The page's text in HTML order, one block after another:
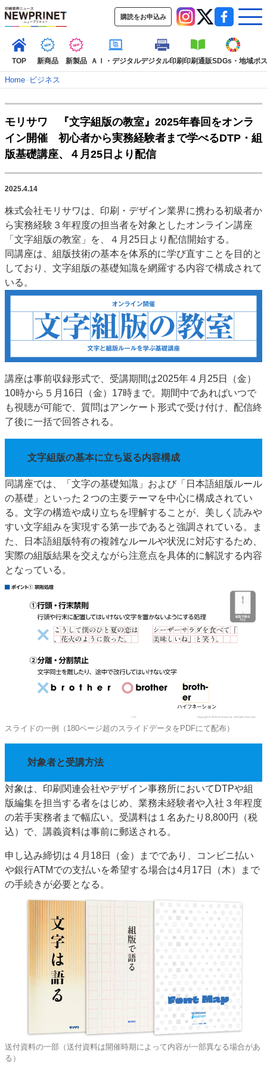
購読をお申込み
TOP 新商品 新製品 ＡＩ・デジタルデジタル印刷印刷通販SDGs・地域ポ
TOP
新着記事 特集記事
動画コンテンツ
インタビュー
コレクション
新商品
SDGs・地域
信用情報
市場・統計
人事・移転・異動・訃報
特集記事カテゴリー一覧
2022 見える化・MIS特集
特集・デジタル印刷 アイデアで勝負！ ～多様なビジネス・多彩な商材～
JAPAN PACK 2023 特集
中古印刷機・製本機特集
2022 検査・校正特集
特集・デジタル印刷 ～ 新成長軌道を描く
案内
発刊案内
JFPI印刷用語集 印刷機材年鑑
運営
会社案内
購読・購入申し込み
サイトポリシー
お問い合わせ
Home–ビジネス
モリサワ 『文字組版の教室』2025年春回をオンラ
イン開催 初心者から実務経験者まで学べるDTP・組
版基礎講座、４月25日より配信
2025.4.14
株式会社モリサワは、印刷・デザイン業界に携わる初級者か
ら実務経験３年程度の担当者を対象としたオンライン講座
「文字組版の教室」を、４月25日より配信開始する。
同講座は、組版技術の基本を体系的に学び直すことを目的と
しており、文字組版の基礎知識を網羅する内容で構成されて
いる。
講座は事前収録形式で、受講期間は2025年４月25日（金）
10時から５月16日（金）17時まで。期間中であればいつで
も視聴が可能で、質問はアンケート形式で受け付け、配信終
了後に一括で回答される。
文字組版の基本に立ち返る内容構成
同講座では、「文字の基礎知識」および「日本語組版ルール
の基礎」といった２つの主要テーマを中心に構成されてい
る。文字の構造や成り立ちを理解することが、美しく読みや
すい文字組みを実現する第一歩であると強調されている。ま
た、日本語組版特有の複雑なルールや状況に対応するため、
実際の組版結果を交えながら注意点を具体的に解説する内容
となっている。
スライドの一例（180ページ超のスライドデータをPDFにて配布）
対象者と受講方法
対象は、印刷関連会社やデザイン事務所においてDTPや組
版編集を担当する者をはじめ、業務未経験者や入社３年程度
の若手実務者まで幅広い。受講料は１名あたり8,800円（税
込）で、講義資料は事前に郵送される。
申し込み締切は４月18日（金）までであり、コンビニ払い
や銀行ATMでの支払いを希望する場合は4月17日（木）まで
の手続きが必要となる。
送付資料の一部（送付資料は開催時期によって内容が一部異なる場合があ
る）